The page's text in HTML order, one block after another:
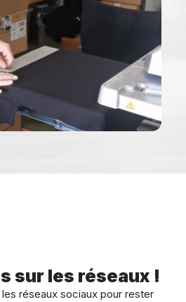
sur les réseaux !
réseaux sociaux pour rester